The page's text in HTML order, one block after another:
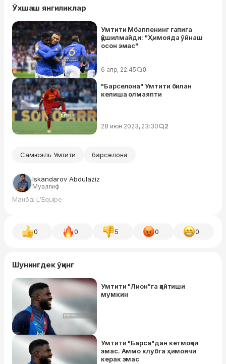
Ўхшаш янгиликлар
Умтити Мбаппенинг гапига
қўшилмайди: "Ҳимояда ўйнаш
осон эмас"
6 апр, 22:45 0
"Барселона" Умтити билан
келиша олмаяпти
28 июн 2023, 23:30 2
Самюэль Умтити барселона
Iskandarov Abdulaziz
Муаллиф
Манба: L'Equipe
0 0 5 0 0
Шунингдек ўқинг
Умтити "Лион"га қайтиши
мумкин
Умтити "Барса"дан кетмоқчи
эмас. Аммо клубга ҳимоячи
керак эмас